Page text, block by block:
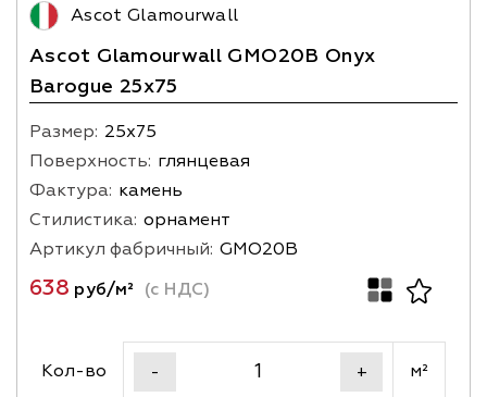
Ascot Glamourwall
Ascot Glamourwall GMO20B Onyx
Barogue 25x75
Размер: 25х75
Поверхность: глянцевая
Фактура: камень
Стилистика: орнамент
Артикул фабричный: GMO20B
638 руб/м² (с НДС)
Кол-во - + м²